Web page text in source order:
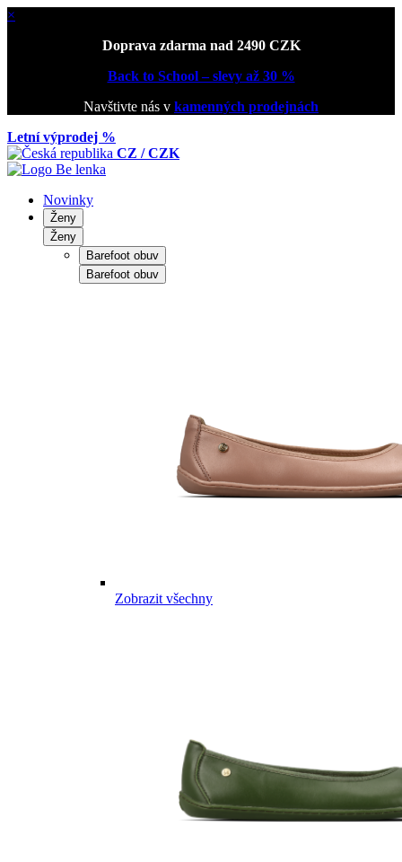
×
Doprava zdarma nad 2490 CZK
Back to School – slevy až 30 %
Navštivte nás v kamenných prodejnách
Letní výprodej %
CZ / CZK
Novinky
Ženy
Ženy
Barefoot obuv
Barefoot obuv
Zobrazit všechny